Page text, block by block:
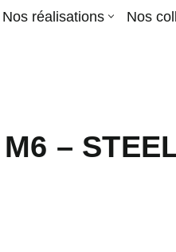
Nos réalisations Nos
M6 –